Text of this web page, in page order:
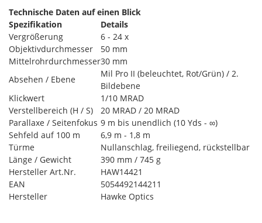
Technische Daten auf einen Blick
Spezifikation
Details
Vergrößerung
6 - 24 x
Objektivdurchmesser
50 mm
Mittelrohrdurchmesser30 mm
Absehen / Ebene
Mil Pro II (beleuchtet, Rot/Grün) / 2.
Bildebene
Klickwert
1/10 MRAD
Verstellbereich (H / S)
20 MRAD / 20 MRAD
Parallaxe / Seitenfokus 9 m bis unendlich (10 Yds - ∞)
Sehfeld auf 100 m
6,9 m - 1,8 m
Türme
Nullanschlag, freiliegend, rückstellbar
Länge / Gewicht
390 mm / 745 g
Hersteller Art.Nr.
HAW14421
EAN
5054492144211
Hersteller
Hawke Optics